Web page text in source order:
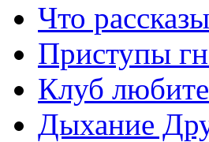
Что
Приступы
Клуб
Дыхание